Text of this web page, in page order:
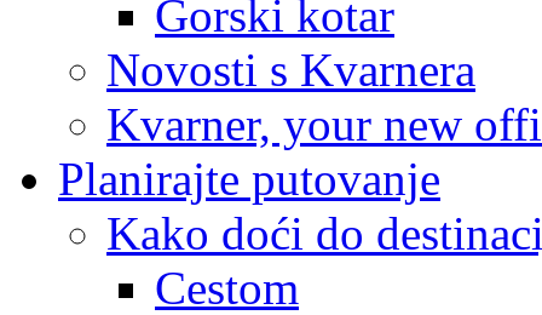
Gorski kotar
Novosti s Kvarnera
Kvarner, your new
Planirajte putovanje
Kako doći do
Cestom